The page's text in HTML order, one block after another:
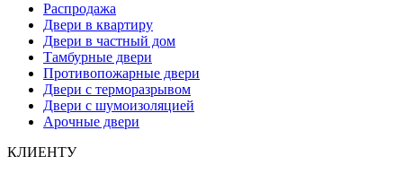
Распродажа
Двери в квартиру
Двери в частный дом
Тамбурные двери
Противопожарные двери
Двери с терморазрывом
Двери с шумоизоляцией
Арочные двери
КЛИЕНТУ